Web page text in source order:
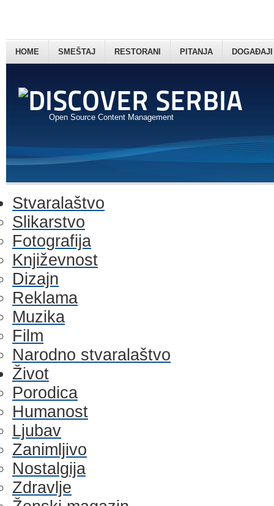
Open Source Content Management
HOME SMEŠTAJ RESTORANI PITANJA DOGAĐAJI
Stvaralaštvo
Slikarstvo
Fotografija
Književnost
Dizajn
Reklama
Muzika
Film
Narodno stvaralaštvo
Život
Porodica
Humanost
Ljubav
Zanimljivo
Nostalgija
Zdravlje